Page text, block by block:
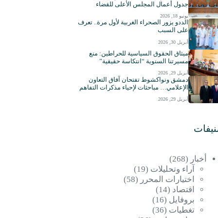
جدول أعمال المجلس الأعلى للقضاء
يونيو 18, 2026
الددو يزور الصحراء الغربية لأول مرة.. تعرف
على السبب
أبريل 30, 2026
ميثاق الحقوق السياسية للحراطين: منع
مسيرتنا السنوية “انتكاسة حقيقية”
أبريل 29, 2026
دمشق ونواكشوط تفتحان آفاق التعاون
الإعلامي… مباحثات لإحياء مذكرات التفاهم
أبريل 29, 2026
أخبار (268)
آراء وتحليلات (19)
اختيارات المحرر (58)
اقتصاد (14)
بروفايل (16)
تغطيات (36)